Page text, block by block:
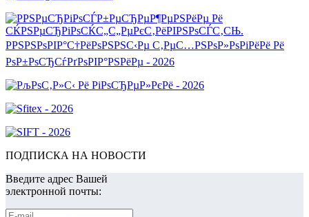
ПОДПИСКА НА НОВОСТИ
Введите адрес Вашей
электронной почты: